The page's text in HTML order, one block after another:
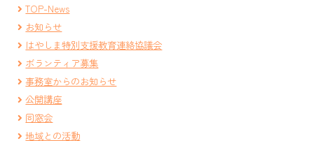
TOP-News
お知らせ
はやしま特別支援教育連絡協議会
ボランティア募集
事務室からのお知らせ
公開講座
同窓会
地域との活動